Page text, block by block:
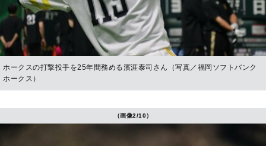
ホークスの打撃投手を25年間務める濱涯泰司さん（写真／福岡ソフトバンク
ホークス）
（画像2/10）